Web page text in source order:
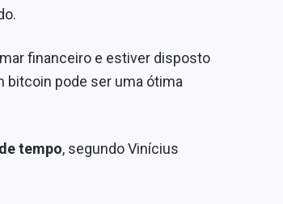
financeiro e estiver disposto
bitcoin pode ser uma ótima
tempo, segundo Vinícius